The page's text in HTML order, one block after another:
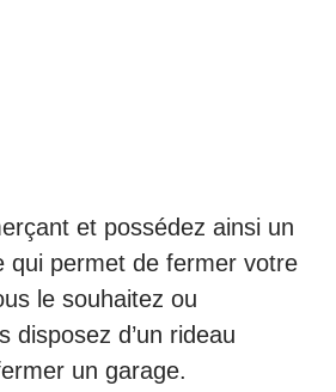
et possédez ainsi un
qui permet de fermer votre
le souhaitez ou
disposez d’un rideau
un garage.